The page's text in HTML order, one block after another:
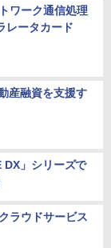
ワーク通信処理
レータカード
産融資を支援す
DX」シリーズで
ラウドサービス